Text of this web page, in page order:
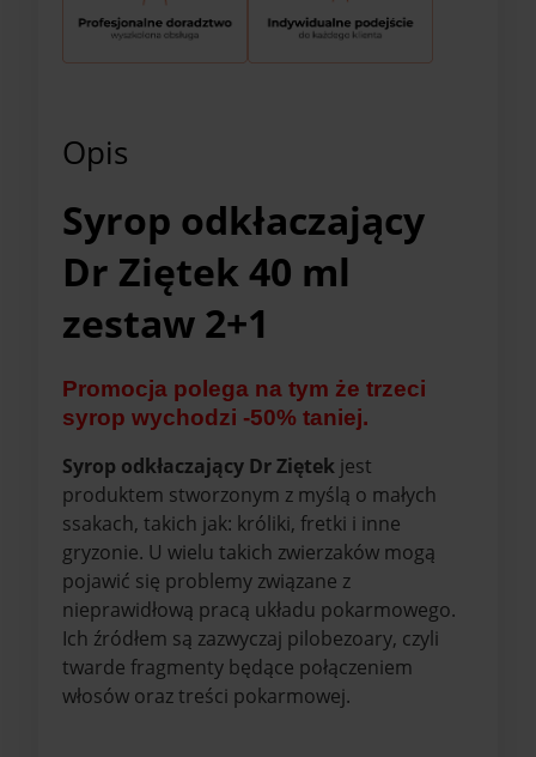
Opis
Syrop odkłaczający
Dr Ziętek 40 ml
zestaw 2+1
Promocja polega na tym że trzeci
syrop wychodzi -50% taniej.
Syrop odkłaczający Dr Ziętek jest
produktem stworzonym z myślą o małych
ssakach, takich jak: króliki, fretki i inne
gryzonie. U wielu takich zwierzaków mogą
pojawić się problemy związane z
nieprawidłową pracą układu pokarmowego.
Ich źródłem są zazwyczaj pilobezoary, czyli
twarde fragmenty będące połączeniem
włosów oraz treści pokarmowej.